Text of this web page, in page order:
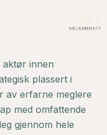
aktør innen
plassert i
av erfarne meglere
med omfattende
gjennom hele